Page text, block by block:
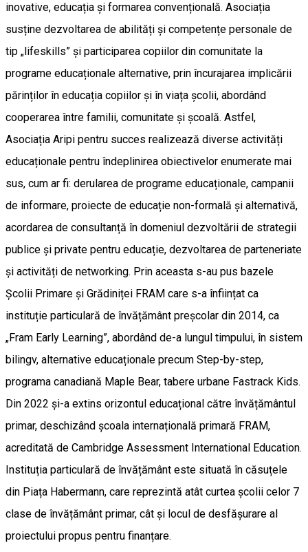
inovative, educația și formarea convențională. Asociația
susține dezvoltarea de abilități și competențe personale de
tip „lifeskills” și participarea copiilor din comunitate la
programe educaționale alternative, prin încurajarea implicării
părinților în educația copiilor și în viața școlii, abordând
cooperarea între familii, comunitate și școală. Astfel,
Asociația Aripi pentru succes realizează diverse activități
educaționale pentru îndeplinirea obiectivelor enumerate mai
sus, cum ar fi: derularea de programe educaționale, campanii
de informare, proiecte de educație non-formală și alternativă,
acordarea de consultanță în domeniul dezvoltării de strategii
publice și private pentru educație, dezvoltarea de parteneriate
și activități de networking. Prin aceasta s-au pus bazele
Școlii Primare și Grădiniței FRAM care s-a înființat ca
instituție particulară de învățământ preșcolar din 2014, ca
„Fram Early Learning”, abordând de-a lungul timpului, în sistem
bilingv, alternative educaționale precum Step-by-step,
programa canadiană Maple Bear, tabere urbane Fastrack Kids.
Din 2022 și-a extins orizontul educațional către învățământul
primar, deschizând școala internațională primară FRAM,
acreditată de Cambridge Assessment International Education.
Instituția particulară de învățământ este situată în căsuțele
din Piața Habermann, care reprezintă atât curtea școlii celor 7
clase de învățământ primar, cât și locul de desfășurare al
proiectului propus pentru finanțare.